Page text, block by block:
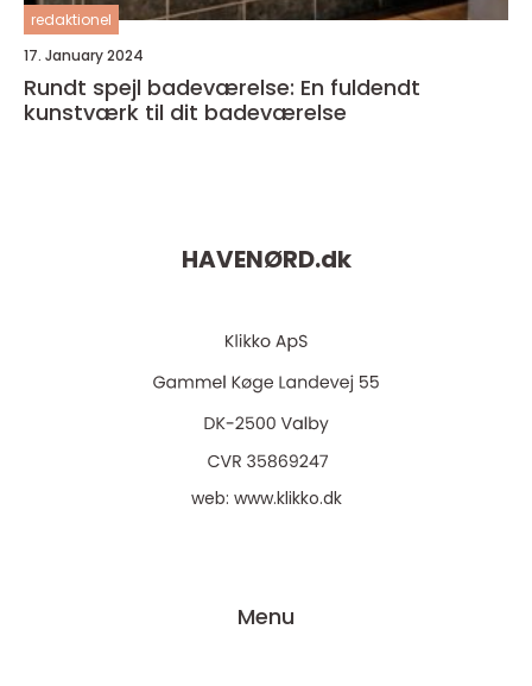
redaktionel
17. January 2024
Rundt spejl badeværelse: En fuldendt
kunstværk til dit badeværelse
HAVENØRD.dk
web: www.klikko.dk
Menu